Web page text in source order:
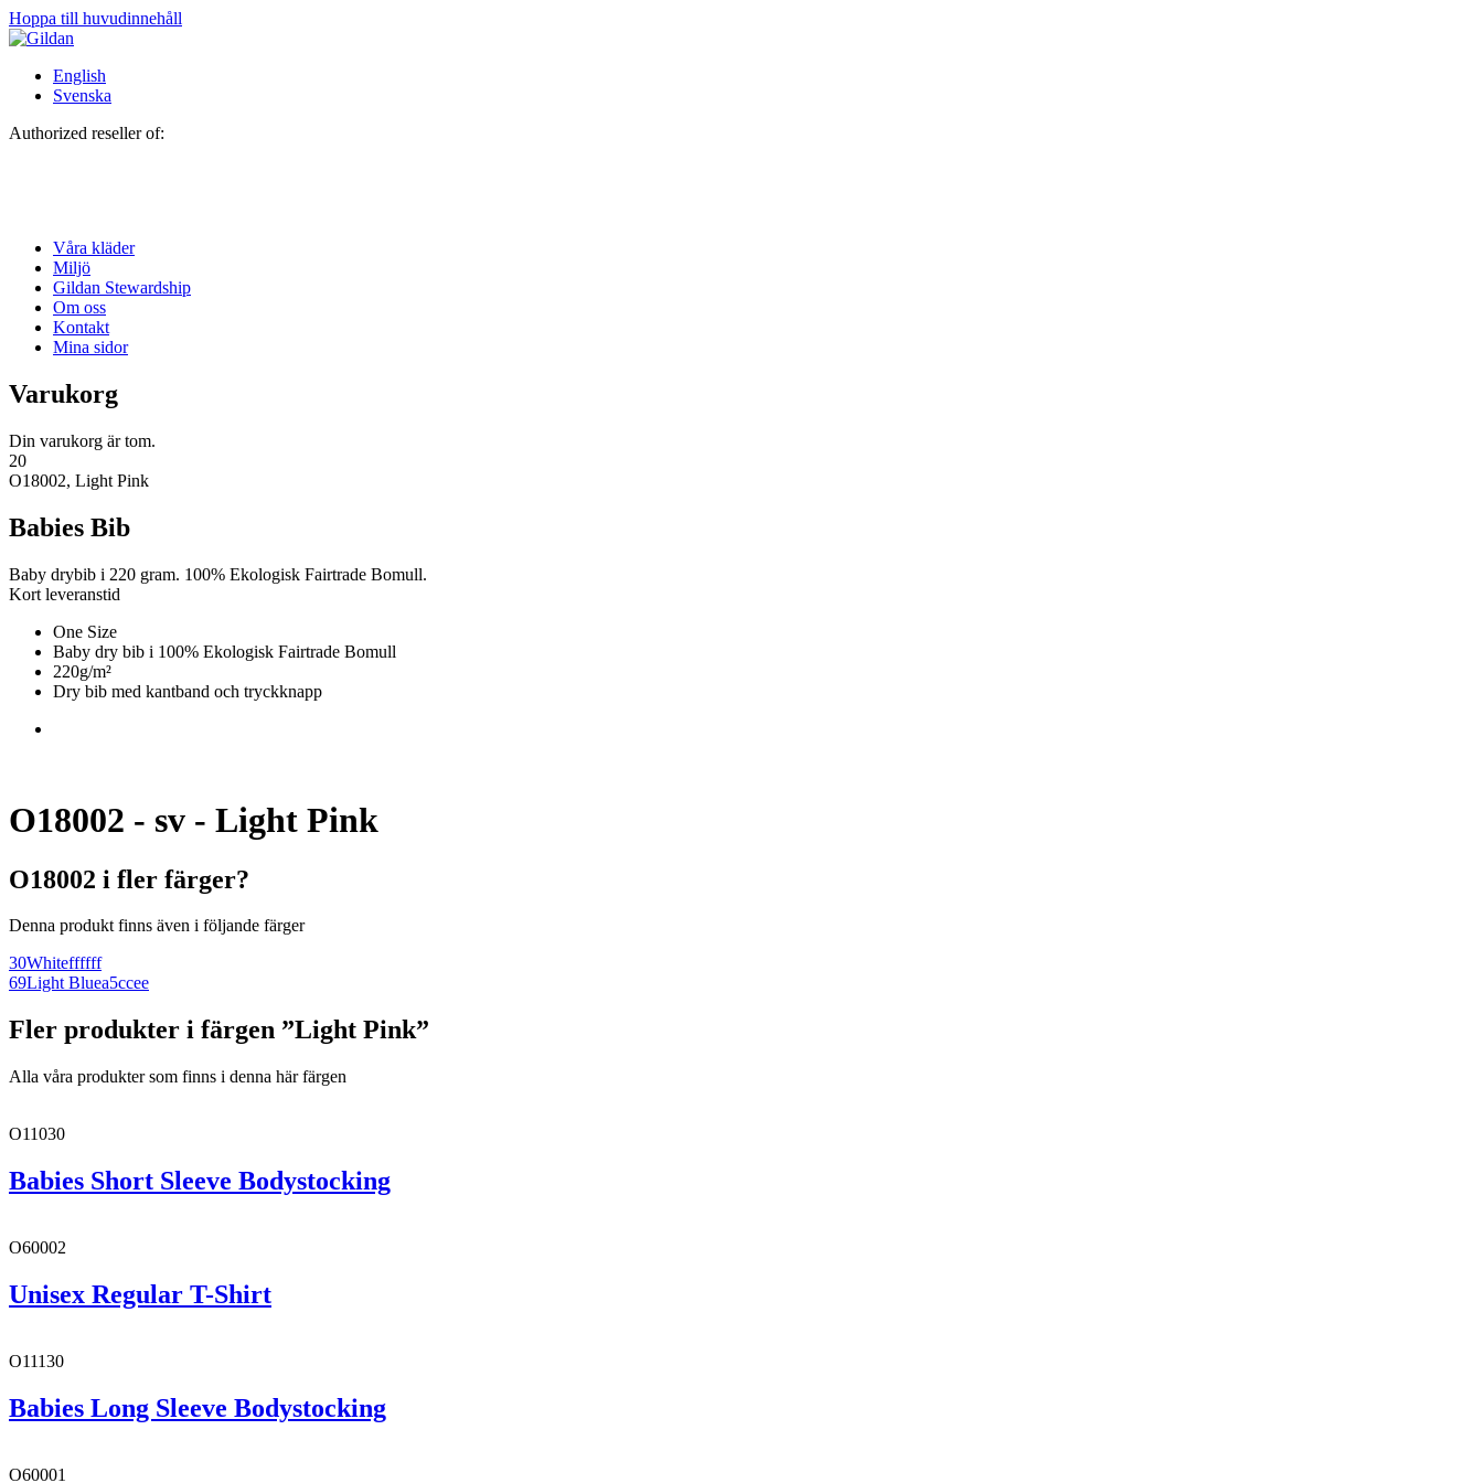
Hoppa till huvudinnehåll
English
Svenska
Authorized reseller of:
Våra kläder
Miljö
Gildan Stewardship
Om oss
Kontakt
Mina sidor
Varukorg
Din varukorg är tom.
20
O18002, Light Pink
Babies Bib
Baby drybib i 220 gram. 100% Ekologisk Fairtrade Bomull.
Kort leveranstid
One Size
Baby dry bib i 100% Ekologisk Fairtrade Bomull
220g/m²
Dry bib med kantband och tryckknapp
O18002 - sv - Light Pink
O18002 i fler färger?
Denna produkt finns även i följande färger
30Whiteffffff
69Light Bluea5ccee
Fler produkter i färgen ”Light Pink”
Alla våra produkter som finns i denna här färgen
O11030
Babies Short Sleeve Bodystocking
O60002
Unisex Regular T-Shirt
O11130
Babies Long Sleeve Bodystocking
O60001